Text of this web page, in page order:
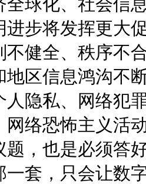
进步将发挥更大
不健全、秩序不
地区信息鸿沟不
人隐私、网络犯
网络恐怖主义活
题，也是必须答
一套，只会让数